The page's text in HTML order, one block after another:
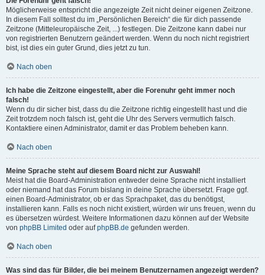
Möglicherweise entspricht die angezeigte Zeit nicht deiner eigenen Zeitzone.
In diesem Fall solltest du im „Persönlichen Bereich“ die für dich passende
Zeitzone (Mitteleuropäische Zeit, ...) festlegen. Die Zeitzone kann dabei nur
von registrierten Benutzern geändert werden. Wenn du noch nicht registriert
bist, ist dies ein guter Grund, dies jetzt zu tun.
Nach oben
Ich habe die Zeitzone eingestellt, aber die Forenuhr geht immer noch
falsch!
Wenn du dir sicher bist, dass du die Zeitzone richtig eingestellt hast und die
Zeit trotzdem noch falsch ist, geht die Uhr des Servers vermutlich falsch.
Kontaktiere einen Administrator, damit er das Problem beheben kann.
Nach oben
Meine Sprache steht auf diesem Board nicht zur Auswahl!
Meist hat die Board-Administration entweder deine Sprache nicht installiert
oder niemand hat das Forum bislang in deine Sprache übersetzt. Frage ggf.
einen Board-Administrator, ob er das Sprachpaket, das du benötigst,
installieren kann. Falls es noch nicht existiert, würden wir uns freuen, wenn du
es übersetzen würdest. Weitere Informationen dazu können auf der Website
von phpBB Limited oder aufphpBB.de gefunden werden.
Nach oben
Was sind das für Bilder, die bei meinem Benutzernamen angezeigt werden?